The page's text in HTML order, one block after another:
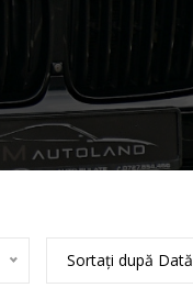
Sortați după Dată